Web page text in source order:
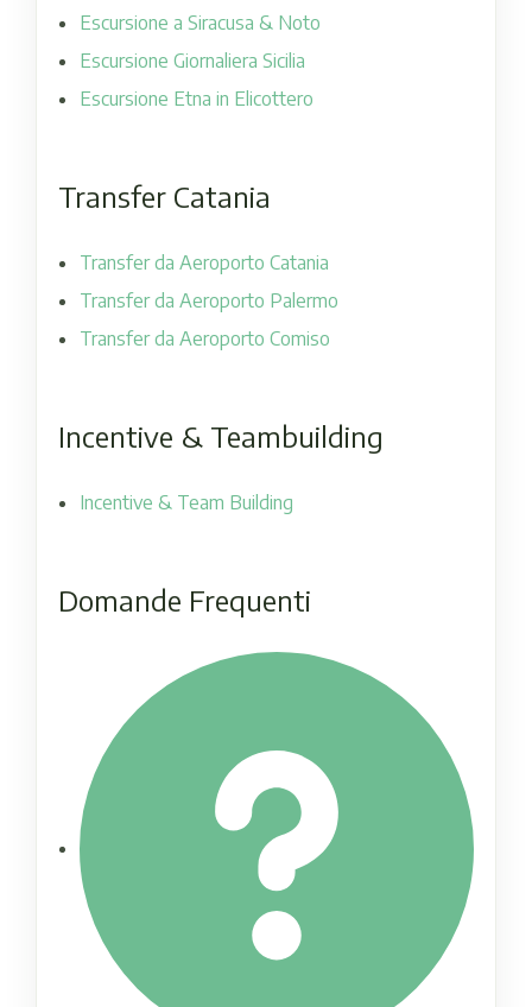
Escursione a Siracusa & Noto
Escursione Giornaliera Sicilia
Escursione Etna in Elicottero
Transfer Catania
Transfer da Aeroporto Catania
Transfer da Aeroporto Palermo
Transfer da Aeroporto Comiso
Incentive & Teambuilding
Incentive & Team Building
Domande Frequenti